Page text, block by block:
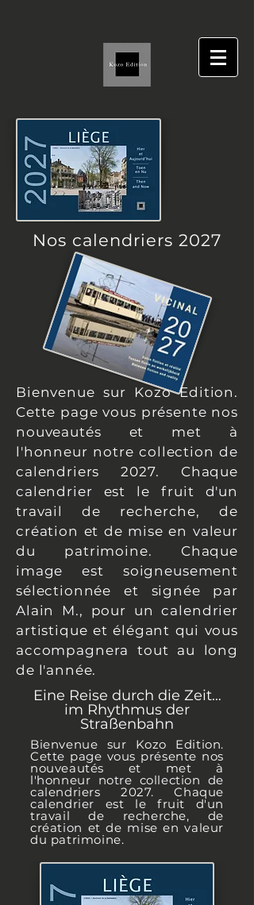
Nos calendriers 2027
Bienvenue sur Kozo Edition.
Cette page vous présente nos
nouveautés et met à
l'honneur notre collection de
calendriers 2027. Chaque
calendrier est le fruit d'un
travail de recherche, de
création et de mise en valeur
du patrimoine. Chaque
image est soigneusement
sélectionnée et signée par
Alain M., pour un calendrier
artistique et élégant qui vous
accompagnera tout au long
de l'année.
Eine Reise durch die Zeit…
im Rhythmus der
Straßenbahn
Bienvenue sur Kozo Edition.
Cette page vous présente nos
nouveautés et met à
l'honneur notre collection de
calendriers 2027. Chaque
calendrier est le fruit d'un
travail de recherche, de
création et de mise en valeur
du patrimoine.